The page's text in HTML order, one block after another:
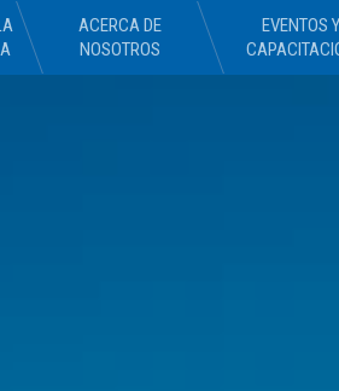
ACERCA DE
NOSOTROS
EVENTOS Y